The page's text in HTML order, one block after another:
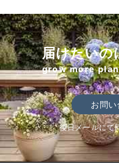
届けたいの
grow more
お問
後日メールにて